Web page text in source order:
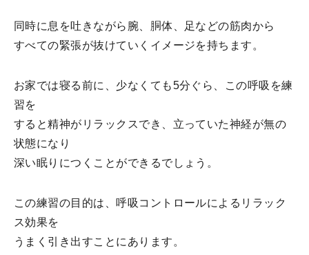
同時に息を吐きながら腕、胴体、足などの筋肉から
すべての緊張が抜けていくイメージを持ちます。
お家では寝る前に、少なくても5分ぐら、この呼吸を練
習を
すると精神がリラックスでき、立っていた神経が無の
状態になり
深い眠りにつくことができるでしょう。
この練習の目的は、呼吸コントロールによるリラック
ス効果を
うまく引き出すことにあります。